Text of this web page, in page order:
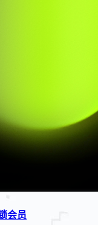
会员